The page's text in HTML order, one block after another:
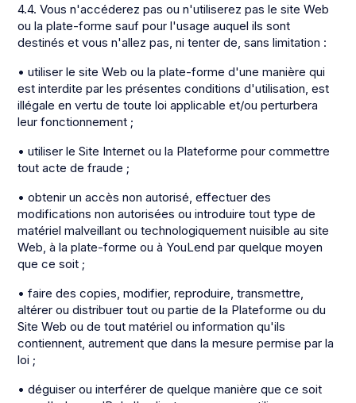
4.4. Vous n'accéderez pas ou n'utiliserez pas le site Web
ou la plate-forme sauf pour l'usage auquel ils sont
destinés et vous n'allez pas, ni tenter de, sans limitation :
• utiliser le site Web ou la plate-forme d'une manière qui
est interdite par les présentes conditions d'utilisation, est
illégale en vertu de toute loi applicable et/ou perturbera
leur fonctionnement ;
• utiliser le Site Internet ou la Plateforme pour commettre
tout acte de fraude ;
• obtenir un accès non autorisé, effectuer des
modifications non autorisées ou introduire tout type de
matériel malveillant ou technologiquement nuisible au site
Web, à la plate-forme ou à YouLend par quelque moyen
que ce soit ;
• faire des copies, modifier, reproduire, transmettre,
altérer ou distribuer tout ou partie de la Plateforme ou du
Site Web ou de tout matériel ou information qu'ils
contiennent, autrement que dans la mesure permise par la
loi ;
• déguiser ou interférer de quelque manière que ce soit